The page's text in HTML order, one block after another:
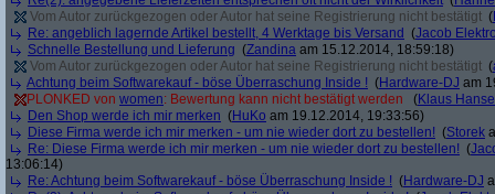
Vom Autor zurückgezogen oder Autor hat seine Registrierung nicht bestätigt (
Re: angeblich lagernde Artikel bestellt, 4 Werktage bis Versand (Jacob
Schnelle Bestellung und Lieferung (Zandina am 15.12.2014, 18:59:18)
Vom Autor zurückgezogen oder Autor hat seine Registrierung nicht bestätigt (
Achtung beim Softwarekauf - böse Überraschung Inside ! (Hardware-DJ am
PLONKED von women: Bewertung kann nicht bestätigt werden (Klaus
Den Shop werde ich mir merken (HuKo am 19.12.2014, 19:33:56)
Diese Firma werde ich mir merken - um nie wieder dort zu bestellen! (Storek
Re: Diese Firma werde ich mir merken - um nie wieder dort zu bestellen! (
13:06:14)
Re: Achtung beim Softwarekauf - böse Überraschung Inside ! (Hardware-DJ